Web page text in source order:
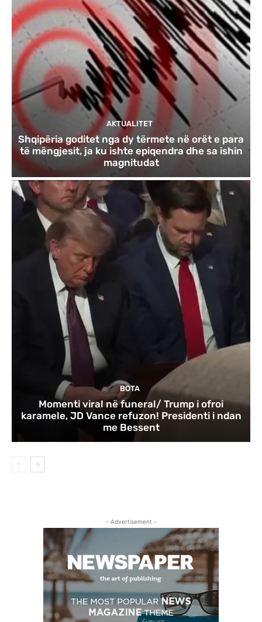
AKTUALITET
Shqipëria goditet nga dy tërmete në orët e para
të mëngjesit, ja ku ishte epiqendra dhe sa ishin
magnitudat
BOTA
Momenti viral në funeral/ Trump i ofroi
karamele, JD Vance refuzon! Presidenti i ndan
me Bessent
- Advertisement -